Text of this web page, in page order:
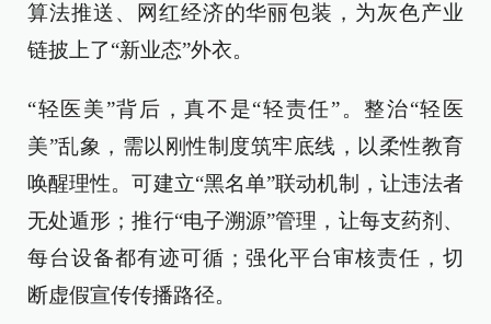
算法推送、网红经济的华丽包装，为灰色产业
链披上了“新业态”外衣。
“轻医美”背后，真不是“轻责任”。整治“轻医
美”乱象，需以刚性制度筑牢底线，以柔性教育
唤醒理性。可建立“黑名单”联动机制，让违法者
无处遁形；推行“电子溯源”管理，让每支药剂、
每台设备都有迹可循；强化平台审核责任，切
断虚假宣传传播路径。